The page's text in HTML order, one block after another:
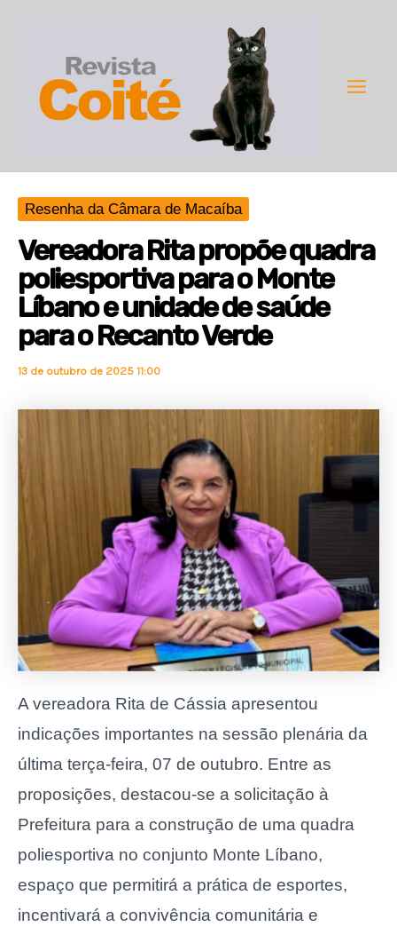
conteúdo
Resenha da Câmara de Macaíba
Vereadora Rita propõe quadra
poliesportiva para o Monte
Líbano e unidade de saúde
para o Recanto Verde
13 de outubro de 2025 11:00
A vereadora Rita de Cássia apresentou
indicações importantes na sessão plenária da
última terça-feira, 07 de outubro. Entre as
proposições, destacou-se a solicitação à
Prefeitura para a construção de uma quadra
poliesportiva no conjunto Monte Líbano,
espaço que permitirá a prática de esportes,
incentivará a convivência comunitária e